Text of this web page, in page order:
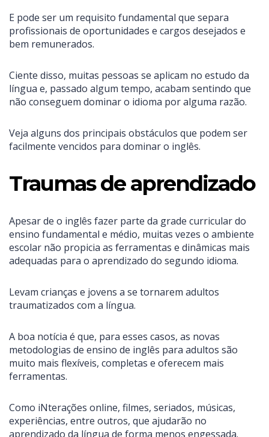
E pode ser um requisito fundamental que separa
profissionais de oportunidades e cargos desejados e
bem remunerados.
Ciente disso, muitas pessoas se aplicam no estudo da
língua e, passado algum tempo, acabam sentindo que
não conseguem dominar o idioma por alguma razão.
Veja alguns dos principais obstáculos que podem ser
facilmente vencidos para dominar o inglês.
Traumas de aprendizado
Apesar de o inglês fazer parte da grade curricular do
ensino fundamental e médio, muitas vezes o ambiente
escolar não propicia as ferramentas e dinâmicas mais
adequadas para o aprendizado do segundo idioma.
Levam crianças e jovens a se tornarem adultos
traumatizados com a língua.
A boa notícia é que, para esses casos, as novas
metodologias de ensino de inglês para adultos são
muito mais flexíveis, completas e oferecem mais
ferramentas.
Como iNterações online, filmes, seriados, músicas,
experiências, entre outros, que ajudarão no
aprendizado da língua de forma menos engessada.